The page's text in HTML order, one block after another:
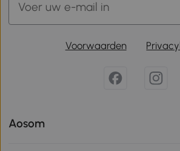
Voorwaarden
Aosom